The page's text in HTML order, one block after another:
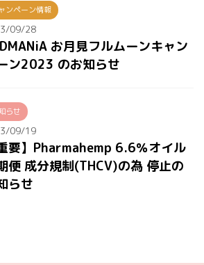
ンペーン情報
09/28
お月見フルムーンキャン
ン2023 のお知らせ
らせ
09/19
要】Pharmahemp 6.6％オイル
便 成分規制(THCV)の為 停止の
らせ